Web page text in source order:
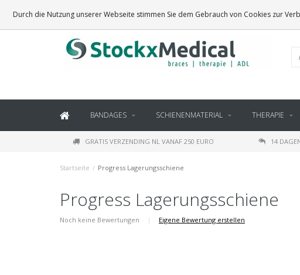
BANDAGES SCHIENENMATERIAL THERAPIE
GRATIS VERZENDING NL VANAF 250 EURO 14
Startseite / Progress Lagerungsschiene
Progress Lagerungsschiene
Noch keine Bewertungen | Eigene Bewertung erstellen
Durch die Nutzung unserer Webseite stimmen Sie dem Gebrauch von Cookies zur